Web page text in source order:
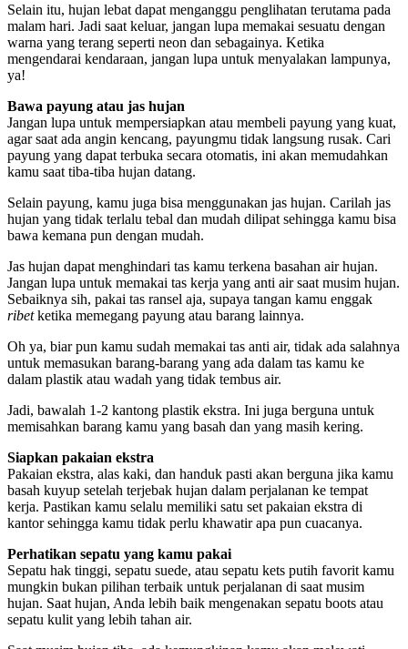
Selain itu, hujan lebat dapat menganggu penglihatan terutama pada
malam hari. Jadi saat keluar, jangan lupa memakai sesuatu dengan
warna yang terang seperti neon dan sebagainya. Ketika
mengendarai kendaraan, jangan lupa untuk menyalakan lampunya,
ya!
Bawa payung atau jas hujan
Jangan lupa untuk mempersiapkan atau membeli payung yang kuat,
agar saat ada angin kencang, payungmu tidak langsung rusak. Cari
payung yang dapat terbuka secara otomatis, ini akan memudahkan
kamu saat tiba-tiba hujan datang.
Selain payung, kamu juga bisa menggunakan jas hujan. Carilah jas
hujan yang tidak terlalu tebal dan mudah dilipat sehingga kamu bisa
bawa kemana pun dengan mudah.
Jas hujan dapat menghindari tas kamu terkena basahan air hujan.
Jangan lupa untuk memakai tas kerja yang anti air saat musim hujan.
Sebaiknya sih, pakai tas ransel aja, supaya tangan kamu enggak
ribetketika memegang payung atau barang lainnya.
Oh ya, biar pun kamu sudah memakai tas anti air, tidak ada salahnya
untuk memasukan barang-barang yang ada dalam tas kamu ke
dalam plastik atau wadah yang tidak tembus air.
Jadi, bawalah 1-2 kantong plastik ekstra. Ini juga berguna untuk
memisahkan barang kamu yang basah dan yang masih kering.
Siapkan pakaian ekstra
Pakaian ekstra, alas kaki, dan handuk pasti akan berguna jika kamu
basah kuyup setelah terjebak hujan dalam perjalanan ke tempat
kerja. Pastikan kamu selalu memiliki satu set pakaian ekstra di
kantor sehingga kamu tidak perlu khawatir apa pun cuacanya.
Perhatikan sepatu yang kamu pakai
Sepatu hak tinggi, sepatu suede, atau sepatu kets putih favorit kamu
mungkin bukan pilihan terbaik untuk perjalanan di saat musim
hujan. Saat hujan, Anda lebih baik mengenakan sepatu boots atau
sepatu kulit yang lebih tahan air.